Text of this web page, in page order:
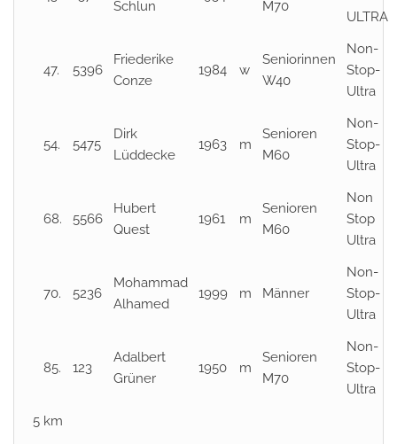
Schlun M70
ULTRA
47. 5396
Friederike
Conze
1984 w
Seniorinnen
W40
Non-
Stop-
Ultra
54. 5475
Dirk
Lüddecke
1963 m
Senioren
M60
Non-
Stop-
Ultra
68. 5566
Hubert
Quest
1961 m
Senioren
M60
Non
Stop
Ultra
70. 5236
Mohammad
Alhamed
1999 m Männer
Non-
Stop-
Ultra
85. 123
Adalbert
Grüner
1950 m
Senioren
M70
Non-
Stop-
Ultra
5 km